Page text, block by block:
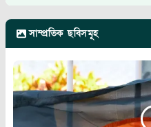
সাম্প্রতিক ছবিসমূহ